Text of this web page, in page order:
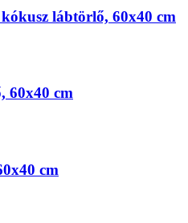
lábtörlő, 60x40 cm
60x40 cm
cm